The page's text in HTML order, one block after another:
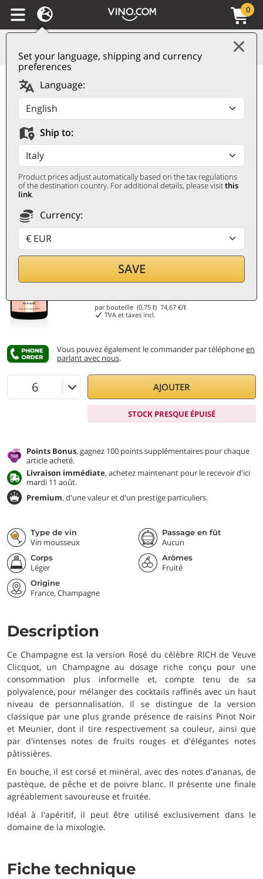
Set your language, shipping and currency
preferences
Language:
Ship to:
Product prices adjust automatically based on the tax regulations
of the destination country. For additional details, please visitthis
link.
Currency:
SAVE
0
Champagne Doux Rosé
AOC RICH on Ice Veuve
Clicquot
VEUVE CLICQUOT
0,75 ℓ
56€
par bouteille (0,75 ℓ)74,67 €/ℓ
TVA et taxes incl.
Vous pouvez également le commander par téléphoneen
parlant avec nous.
AJOUTER
STOCK PRESQUE ÉPUISÉ
Points Bonus, gagnez 100 points supplémentaires pour chaque
article acheté.
Livraison immédiate, achetez maintenant pour le recevoir d'ici
mardi 11 août.
Premium, d'une valeur et d'un prestige particuliers.
Type de vin
Vin mousseux
Passage en fût
Aucun
Corps
Léger
Arômes
Fruité
Origine
France, Champagne
Description
Ce Champagne est la version Rosé du célèbre RICH de Veuve
Clicquot, un Champagne au dosage riche conçu pour une
consommation plus informelle et, compte tenu de sa
polyvalence, pour mélanger des cocktails raffinés avec un haut
niveau de personnalisation. Il se distingue de la version
classique par une plus grande présence de raisins Pinot Noir
et Meunier, dont il tire respectivement sa couleur, ainsi que
par d'intenses notes de fruits rouges et d'élégantes notes
pâtissières.
En bouche, il est corsé et minéral, avec des notes d'ananas, de
pastèque, de pêche et de poivre blanc. Il présente une finale
agréablement savoureuse et fruitée.
Idéal à l'apéritif, il peut être utilisé exclusivement dans le
domaine de la mixologie.
Fiche technique